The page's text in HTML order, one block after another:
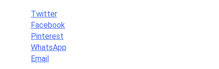
Twitter
Facebook
Pinterest
WhatsApp
Email